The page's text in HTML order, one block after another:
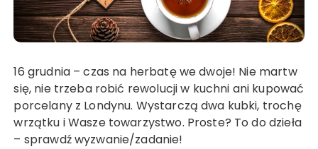
16 grudnia – czas na herbatę we dwoje! Nie martw
się, nie trzeba robić rewolucji w kuchni ani kupować
porcelany z Londynu. Wystarczą dwa kubki, trochę
wrzątku i Wasze towarzystwo. Proste? To do dzieła
– sprawdź wyzwanie/zadanie!